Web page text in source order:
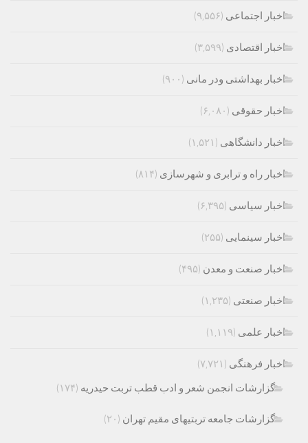
اخبار اجتماعی (۹,۵۵۶)
اخبار اقتصادی (۳,۵۹۹)
اخبار بهداشتی ودر مانی (۹۰۰)
اخبار حقوقی (۶,۰۸۰)
اخبار دانشگاهی (۱,۵۲۱)
اخبار راه و ترابری و شهرسازی (۸۱۴)
اخبار سیاسی (۶,۳۹۵)
اخبار سینمایی (۲۵۵)
اخبار صنعت و معدن (۴۹۵)
اخبار صنعتی (۱,۲۳۵)
اخبار علمی (۱,۱۱۹)
اخبار فرهنگی (۷,۷۲۱)
گزارشات انجمن شعر و ادب قطب تربت حیدریه (۱۷۴)
گزارشات جامعه تربتیهای مقیم تهران (۲۰)